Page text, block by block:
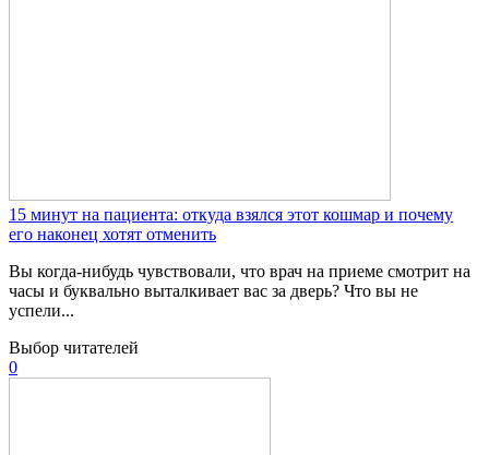
15 минут на пациента: откуда взялся этот кошмар и почему
его наконец хотят отменить
Вы когда-нибудь чувствовали, что врач на приеме смотрит на
часы и буквально выталкивает вас за дверь? Что вы не
успели...
Выбор читателей
0